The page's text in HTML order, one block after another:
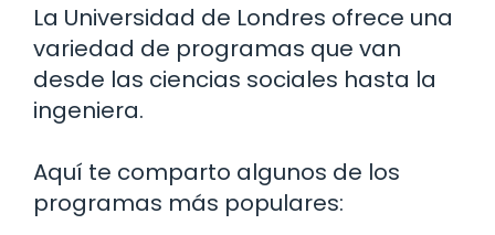
La Universidad de Londres ofrece una
variedad de programas que van
desde las ciencias sociales hasta la
ingeniera.
Aquí te comparto algunos de los
programas más populares: